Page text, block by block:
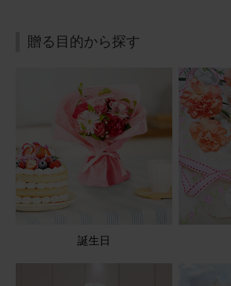
ぷるん 30代
バルーンが可愛い
母の誕生日プレゼントとして贈りまし
バルーンもついているので華やかで明
アレンジメント(黄)Sサイズ Happy
贈る目的から探す
誕生日